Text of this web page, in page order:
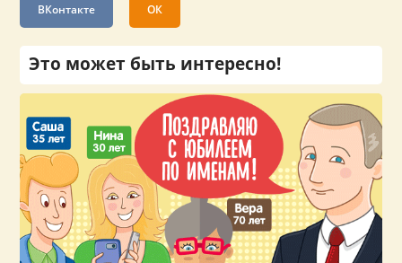
ВКонтакте ОК
Это может быть интересно!